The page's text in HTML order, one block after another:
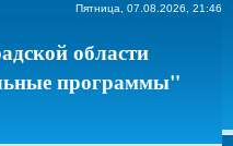
Пятница, 07.08.2026, 21:46
области
программы"